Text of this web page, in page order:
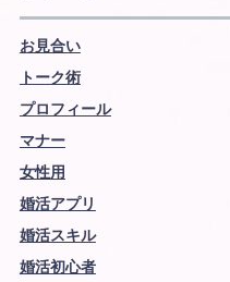
お見合い
トーク術
プロフィール
マナー
女性用
婚活アプリ
婚活スキル
婚活初心者